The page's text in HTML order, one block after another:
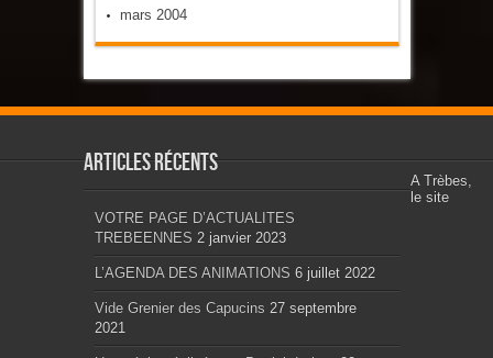
mars 2004
Articles récents
VOTRE PAGE D’ACTUALITES
TREBEENNES 2 janvier 2023
L’AGENDA DES ANIMATIONS 6 juillet 2022
Vide Grenier des Capucins 27 septembre
2021
A Trèbes,
le site